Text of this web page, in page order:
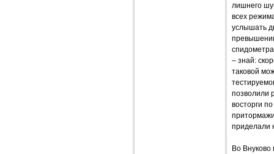
лишнего
всех
услышать
– знай:
таковой
позволили
восторги
приделали
Во Внуково